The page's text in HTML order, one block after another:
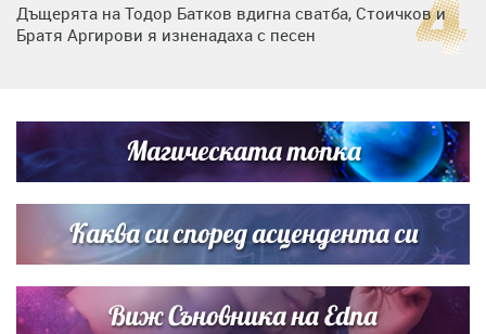
Дъщерята на Тодор Батков вдигна сватба, Стоичков и
Братя Аргирови я изненадаха с песен
Списъкът е ясен: Джей Ло и Риана във ВИП гостите на
сватбата на Роналдо
Магическата топка
Каква си според асцендента си
Виж Съновника на Edna